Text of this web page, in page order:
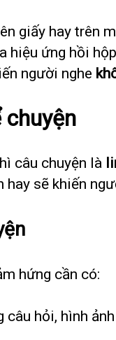
giấy hay trên
hiệu ứng hồi
người nghe
câu chuyện là
hay sẽ khiến
hứng cần có:
câu hỏi, hình